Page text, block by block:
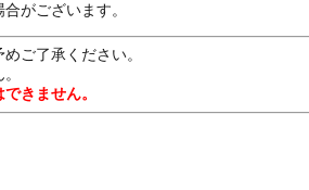
がございます。
ご了承ください。
きません。